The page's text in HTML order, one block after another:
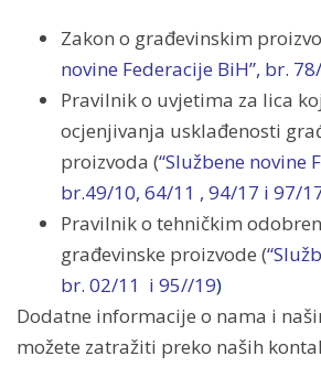
Zakon o građevinskim
novine Federacije BiH”, br.
Pravilnik o uvjetima za lica
ocjenjivanja usklađenosti
proizvoda (“Službene novine
br.49/10, 64/11 , 94/17 i 97/
Pravilnik o tehničkim
građevinske proizvode (
br. 02/11 i 95//19)
Dodatne informacije o nama i
možete zatražiti preko naših